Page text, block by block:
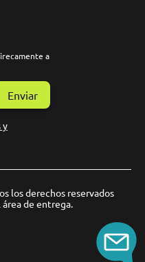
a
Enviar
y
los derechos reservados
de entrega.